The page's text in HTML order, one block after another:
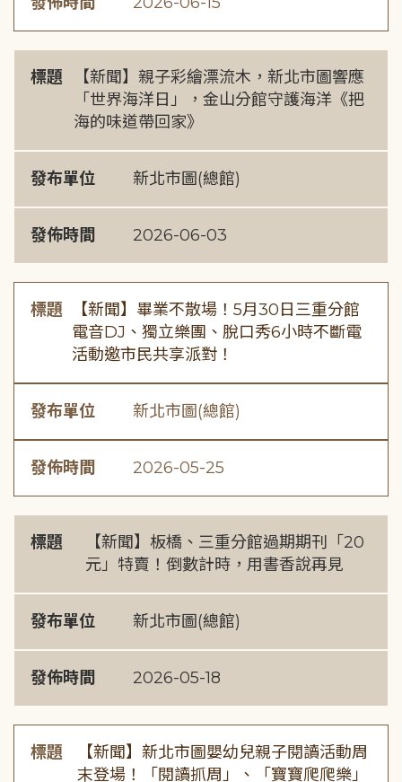
標題
【新聞】親子彩繪漂流木，新北市圖響應
「世界海洋日」，金山分館守護海洋《把
海的味道帶回家》
發布單位 新北市圖(總館)
發佈時間 2026-06-03
標題
【新聞】畢業不散場！5月30日三重分館
電音DJ、獨立樂團、脫口秀6小時不斷電
活動邀市民共享派對！
發布單位 新北市圖(總館)
發佈時間 2026-05-25
標題
【新聞】板橋、三重分館過期期刊「20
元」特賣！倒數計時，用書香說再見
發布單位 新北市圖(總館)
發佈時間 2026-05-18
標題
【新聞】新北市圖嬰幼兒親子閱讀活動周
末登場！「閱讀抓周」、「寶寶爬爬樂」